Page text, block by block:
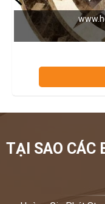
TẠI SAO CÁC